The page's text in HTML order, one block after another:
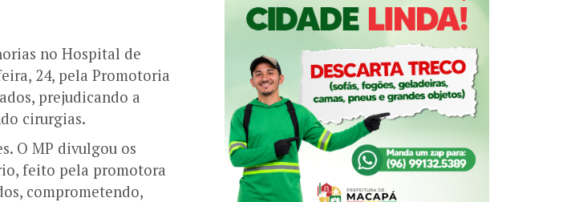
no Hospital de
24, pela Promotoria
prejudicando a
cirurgias.
O MP divulgou os
feito pela promotora
comprometendo,